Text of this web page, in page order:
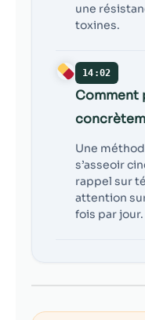
une
toxines.
14:02
Comment
Une
s’asseoir
rappel sur
attention
fois par jour.